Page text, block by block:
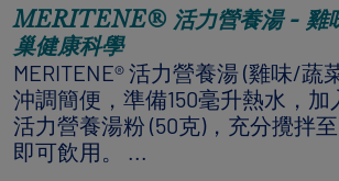
MERITENE® 活力營養湯 - 雞
巢健康科學
MERITENE® 活力營養湯 (雞味/蔬
沖調簡便，準備150毫升熱水，加
活力營養湯粉 (50克)，充分攪拌
即可飲用。 ...